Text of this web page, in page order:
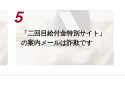
「二回目給付金特別サイト」
の案内メールは詐欺です